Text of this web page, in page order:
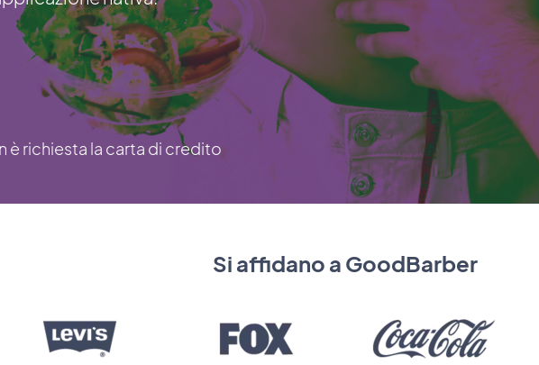
è richiesta la carta di credito
Si affidano a GoodBarber